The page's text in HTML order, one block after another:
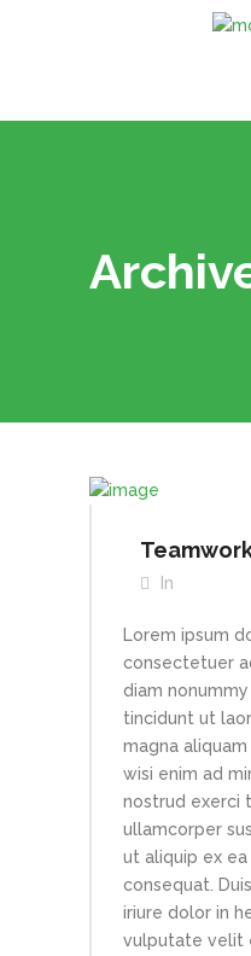
In
Lorem ipsum
consectetuer
diam
tincidunt ut
magna
wisi enim ad
nostrud exerci
ullamcorper
ut aliquip ex
consequat.
iriure dolor in
vulputate velit